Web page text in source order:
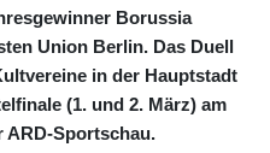
Borussia
Union Berlin. Das Duell
in der Hauptstadt
(1. und 2. März) am
ARD-Sportschau.